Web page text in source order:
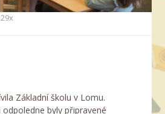
Základní školu v Lomu.
byly připravené